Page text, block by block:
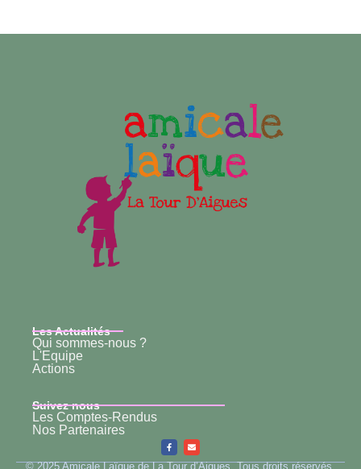
Les Actualités
Qui sommes-nous ?
L'Equipe
Actions
Suivez nous
Les Comptes-Rendus
Nos Partenaires
© 2025 Amicale Laïque de La Tour d’Aigues. Tous droits réservés.